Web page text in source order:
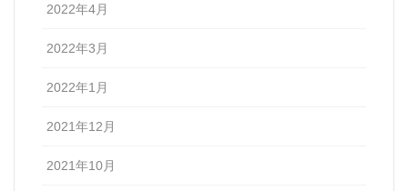
2022年4月
2022年3月
2022年1月
2021年12月
2021年10月